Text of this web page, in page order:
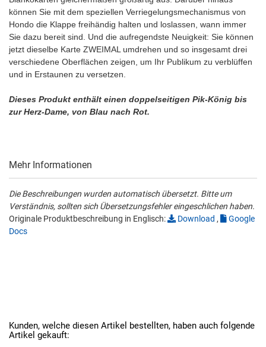
können Sie mit dem speziellen Verriegelungsmechanismus von
Hondo die Klappe freihändig halten und loslassen, wann immer
Sie dazu bereit sind. Und die aufregendste Neuigkeit: Sie können
jetzt dieselbe Karte ZWEIMAL umdrehen und so insgesamt drei
verschiedene Oberflächen zeigen, um Ihr Publikum zu verblüffen
und in Erstaunen zu versetzen.
Dieses Produkt enthält einen doppelseitigen Pik-König bis
zur Herz-Dame, von Blau nach Rot.
Mehr Informationen
Die Beschreibungen wurden automatisch übersetzt. Bitte um
Verständnis, sollten sich Übersetzungsfehler eingeschlichen haben.
Originale Produktbeschreibung in Englisch:
Download ,
Google
Docs
Kunden, welche diesen Artikel bestellten, haben auch folgende
Artikel gekauft: